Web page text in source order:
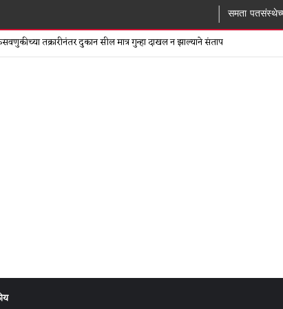
समता पतसंस्थेच्या बोगस
तक्रारीनंतर दुकान सील मात्र गुन्हा दाखल न झाल्याने संताप